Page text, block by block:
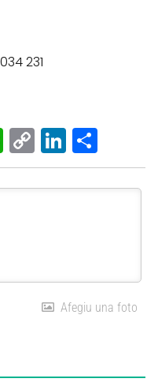
231
WhatsApp
Copy
Link
Afegiu una foto